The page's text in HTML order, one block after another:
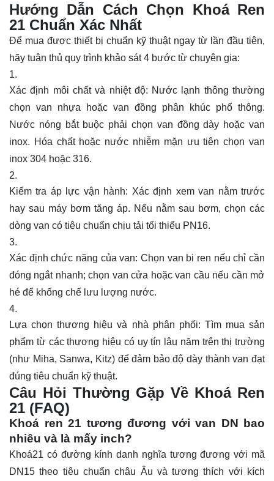
Hướng Dẫn Cách Chọn Khoá Ren
21 Chuẩn Xác Nhất
Để mua được thiết bị chuẩn kỹ thuật ngay từ lần đầu tiên,
hãy tuân thủ quy trình khảo sát 4 bước từ chuyên gia:
Xác định môi chất và nhiệt độ: Nước lạnh thông thường
chọn van nhựa hoặc van đồng phân khúc phổ thông.
Nước nóng bắt buộc phải chọn van đồng dày hoặc van
inox. Hóa chất hoặc nước nhiễm mặn ưu tiên chọn van
inox 304 hoặc 316.
Kiểm tra áp lực vận hành: Xác định xem van nằm trước
hay sau máy bơm tăng áp. Nếu nằm sau bơm, chọn các
dòng van có tiêu chuẩn chịu tải tối thiểu PN16.
Xác định chức năng của van: Chọn van bi ren nếu chỉ cần
đóng ngắt nhanh; chọn van cửa hoặc van cầu nếu cần mở
hé để khống chế lưu lượng nước.
Lựa chọn thương hiệu và nhà phân phối: Tìm mua sản
phẩm từ các thương hiệu có uy tín lâu năm trên thị trường
(như Miha, Sanwa, Kitz) để đảm bảo độ dày thành van đạt
đúng tiêu chuẩn kỹ thuật.
Câu Hỏi Thường Gặp Về Khoá Ren
21 (FAQ)
Khoá ren 21 tương đương với van DN bao
nhiêu và là mấy inch?
Khoá21 có đường kính danh nghĩa tương đương với mã
DN15 theo tiêu chuẩn châu Âu và tương thích với kích